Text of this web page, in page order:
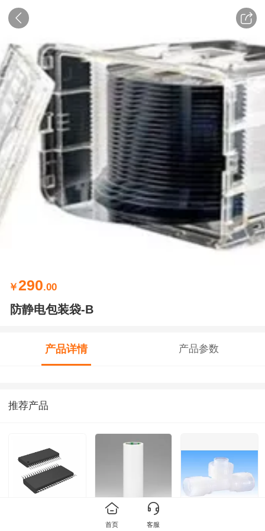
￥290.00
防静电包装袋-B
产品详情 产品参数
推荐产品
防静电保护膜-A
首页 客服